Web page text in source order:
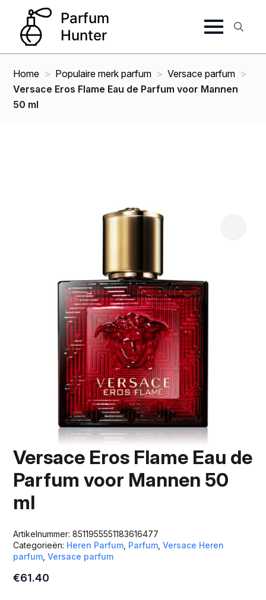
Home Populaire merk parfum
Versace parfum
Versace Eros Flame Eau de Parfum voor Mannen
50 ml
Versace Eros Flame Eau de
Parfum voor Mannen 50
ml
Artikelnummer:8511955551183616477
Categorieën: Heren Parfum Parfum ,Versace Heren
parfum ,Versace parfum
€61.40